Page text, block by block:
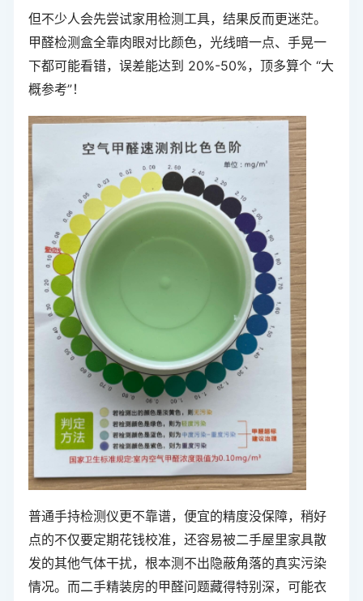
但不少人会先尝试家用检测工具，结果反而更迷茫。
甲醛检测盒全靠肉眼对比颜色，光线暗一点、手晃一
下都可能看错，误差能达到 20%-50%，顶多算个 “大
概参考”！
普通手持检测仪更不靠谱，便宜的精度没保障，稍好
点的不仅要定期花钱校准，还容易被二手屋里家具散
发的其他气体干扰，根本测不出隐蔽角落的真实污染
情况。而二手精装房的甲醛问题藏得特别深，可能衣